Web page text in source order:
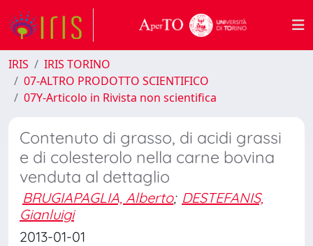
IRIS
IRIS TORINO
07-ALTRO PRODOTTO SCIENTIFICO
07Y-Articolo in Rivista non scientifica
Contenuto di grasso, di acidi grassi
e di colesterolo nella carne bovina
venduta al dettaglio
BRUGIAPAGLIA, Alberto; DESTEFANIS,
Gianluigi
2013-01-01